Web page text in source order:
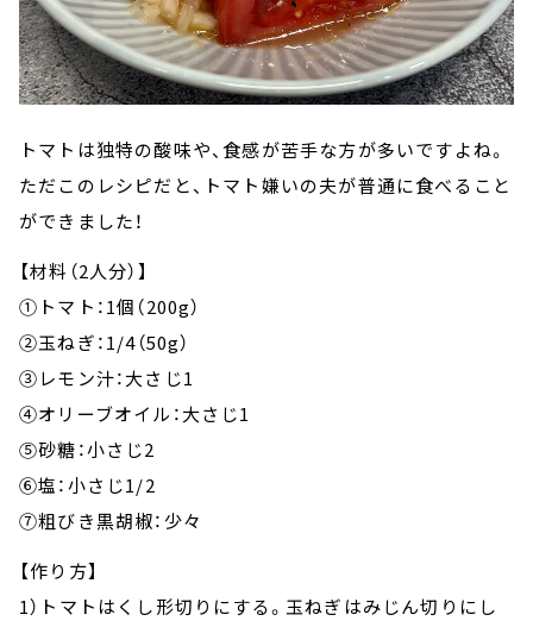
トマトは独特の酸味や、食感が苦手な方が多いですよね。
ただこのレシピだと、トマト嫌いの夫が普通に食べること
ができました！
【材料（2人分）】
①トマト：1個（200g）
②玉ねぎ：1/4（50g）
③レモン汁：大さじ1
④オリーブオイル：大さじ1
⑤砂糖：小さじ2
⑥塩：小さじ1/2
⑦粗びき黒胡椒：少々
【作り方】
1）トマトはくし形切りにする。玉ねぎはみじん切りにし